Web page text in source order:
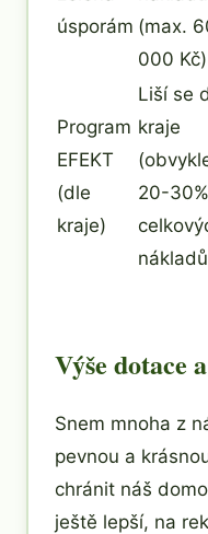
úsporám (max.
000 Kč)
Program
EFEKT
(dle
kraje)
Liší se
kraje
20-
Výše dotace
Snem mnoha z
pevnou a
chránit náš
ještě lepší, na